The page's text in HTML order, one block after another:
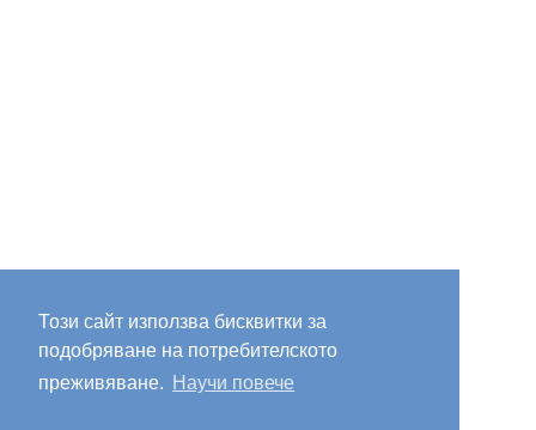
Този сайт използва бисквитки за
подобряване на потребителското
преживяване.
Научи повече